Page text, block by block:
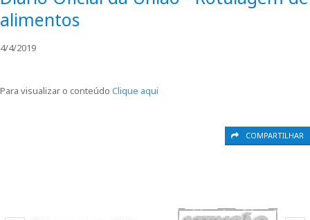
alimentos
4/4/2019
Para visualizar o conteúdo Clique aqui
COMPARTILHAR